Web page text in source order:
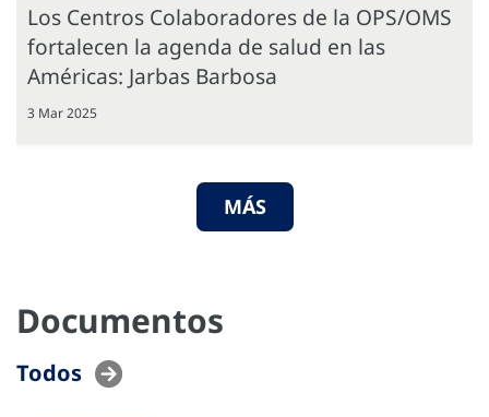
Los Centros Colaboradores de la OPS/OMS
fortalecen la agenda de salud en las
Américas: Jarbas Barbosa
3 Mar 2025
MÁS
Documentos
Todos